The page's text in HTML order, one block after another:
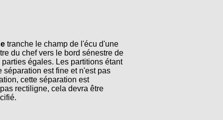
tranche le champ de l'écu d'une
du chef vers le bord sénestre de
égales. Les partitions étant
séparation est fine et n'est pas
cette séparation est
rectiligne, cela devra être